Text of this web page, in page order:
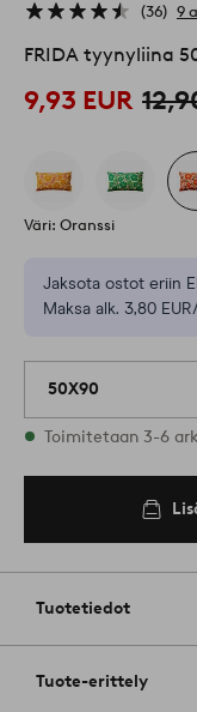
36 9
FRIDA tyynyliina
9,93 EUR
Väri: Oranssi
Jaksota ostot eriin
Maksa alk. 3,80
50X90
Varastossa
Toimitetaan 3-6
Tuotetiedot
Tuote-erittely